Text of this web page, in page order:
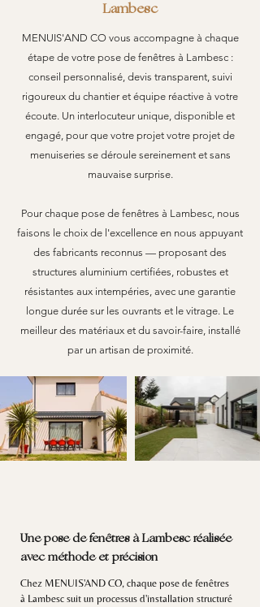
Lambesc
MENUIS'AND CO vous accompagne à chaque
étape de votre pose de fenêtres à Lambesc :
conseil personnalisé, devis transparent, suivi
rigoureux du chantier et équipe réactive à votre
écoute. Un interlocuteur unique, disponible et
engagé, pour que votre projet votre projet de
menuiseries se déroule sereinement et sans
mauvaise surprise.
Pour chaque pose de fenêtres à Lambesc, nous
faisons le choix de l'excellence en nous appuyant
des fabricants reconnus — proposant des
structures aluminium certifiées, robustes et
résistantes aux intempéries, avec une garantie
longue durée sur les ouvrants et le vitrage. Le
meilleur des matériaux et du savoir-faire, installé
par un artisan de proximité.
Une pose de fenêtres à Lambesc réalisée
avec méthode et précision
Chez MENUIS'AND CO, chaque pose de fenêtres
à Lambesc suit un processus d'installation structuré